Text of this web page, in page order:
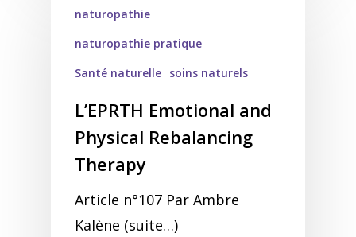
naturopathie
naturopathie pratique
Santé naturelle soins naturels
L’EPRTH Emotional and
Physical Rebalancing
Therapy
Article n°107 Par Ambre
Kalène (suite…)